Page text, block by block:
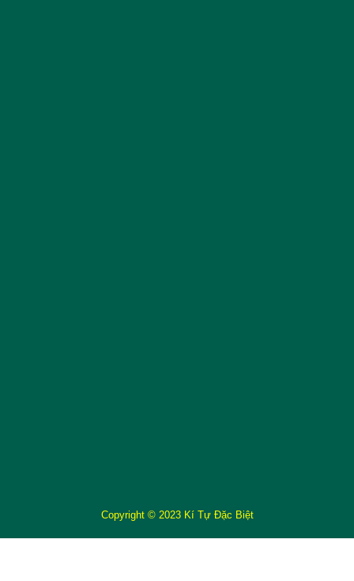
Copyright © 2023 Kí Tự Đặc Biệt